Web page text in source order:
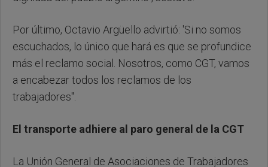
Por último, Octavio Argüello advirtió: 'Si no somos
escuchados, lo único que hará es que se profundice
más el reclamo social. Nosotros, como CGT, vamos
a encabezar todos los reclamos de los
trabajadores".
El transporte adhiere al paro general de la CGT
La Unión General de Asociaciones de Trabajadores